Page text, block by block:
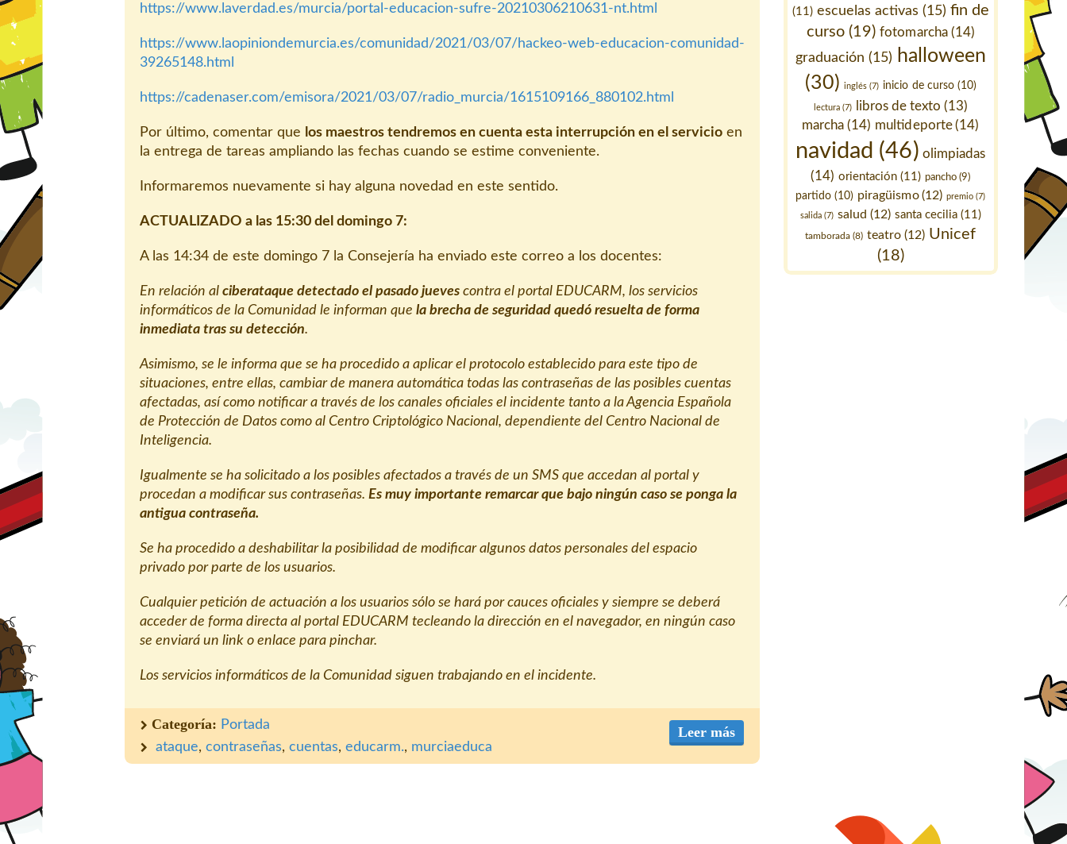
https://www.laverdad.es/murcia/portal-educacion-sufre-20210306210631-nt.html
https://www.laopiniondemurcia.es/comunidad/2021/03/07/hackeo-web-educacion-comunidad-
39265148.html
https://cadenaser.com/emisora/2021/03/07/radio_murcia/1615109166_880102.html
Por último, comentar que los maestros tendremos en cuenta esta interrupción en el servicio en
la entrega de tareas ampliando las fechas cuando se estime conveniente.
Informaremos nuevamente si hay alguna novedad en este sentido.
ACTUALIZADO a las 15:30 del domingo 7:
A las 14:34 de este domingo 7 la Consejería ha enviado este correo a los docentes:
En relación al ciberataque detectado el pasado jueves contra el portal EDUCARM, los servicios
informáticos de la Comunidad le informan que la brecha de seguridad quedó resuelta de forma
inmediata tras su detección.
Asimismo, se le informa que se ha procedido a aplicar el protocolo establecido para este tipo de
situaciones, entre ellas, cambiar de manera automática todas las contraseñas de las posibles cuentas
afectadas, así como notificar a través de los canales oficiales el incidente tanto a la Agencia Española
de Protección de Datos como al Centro Criptológico Nacional, dependiente del Centro Nacional de
Inteligencia.
Igualmente se ha solicitado a los posibles afectados a través de un SMS que accedan al portal y
procedan a modificar sus contraseñas. Es muy importante remarcar que bajo ningún caso se ponga la
antigua contraseña.
Se ha procedido a deshabilitar la posibilidad de modificar algunos datos personales del espacio
privado por parte de los usuarios.
Cualquier petición de actuación a los usuarios sólo se hará por cauces oficiales y siempre se deberá
acceder de forma directa al portal EDUCARM tecleando la dirección en el navegador, en ningún caso
se enviará un link o enlace para pinchar.
Los servicios informáticos de la Comunidad siguen trabajando en el incidente.
Leer más
Categoría: Portada
ataque, contraseñas, cuentas, educarm., murciaeduca
(11) escuelas activas (15) fin de
curso (19) fotomarcha(14)
graduación (15)
halloween
(30) inglés (7) inicio de curso(10)
lectura (7) libros de texto (13)
marcha (14) multideporte(14)
navidad (46) olimpiadas
(14) orientación (11) pancho (9)
partido (10) piragüismo(12) premio (7)
salida (7) salud (12) santa cecilia (11)
tamborada (8) teatro (12) Unicef
(18)